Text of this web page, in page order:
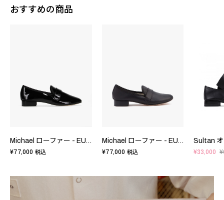
おすすめの商品
Michael ローファー - EUサイズ
¥77,000 税込
Michael ローファー - EUサイズ
¥77,000 税込 ¥33,000